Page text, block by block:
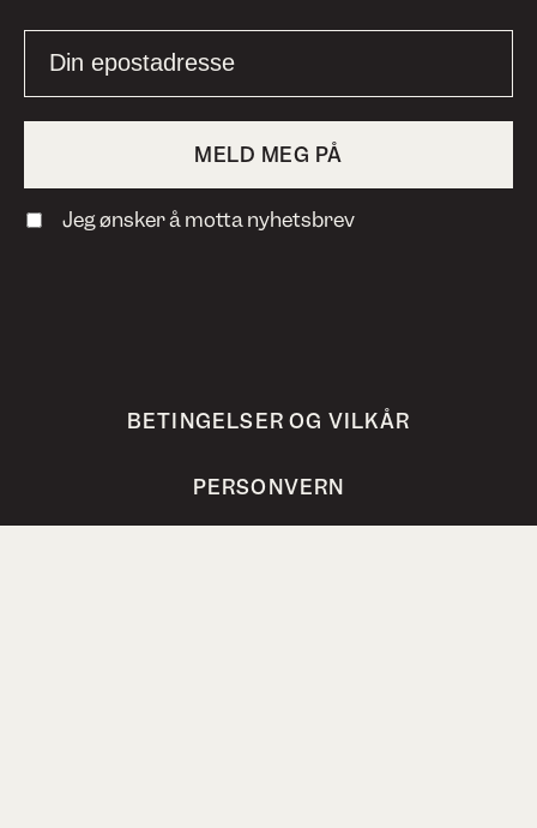
Jeg ønsker å motta nyhetsbrev
BETINGELSER OG VILKÅR
PERSONVERN